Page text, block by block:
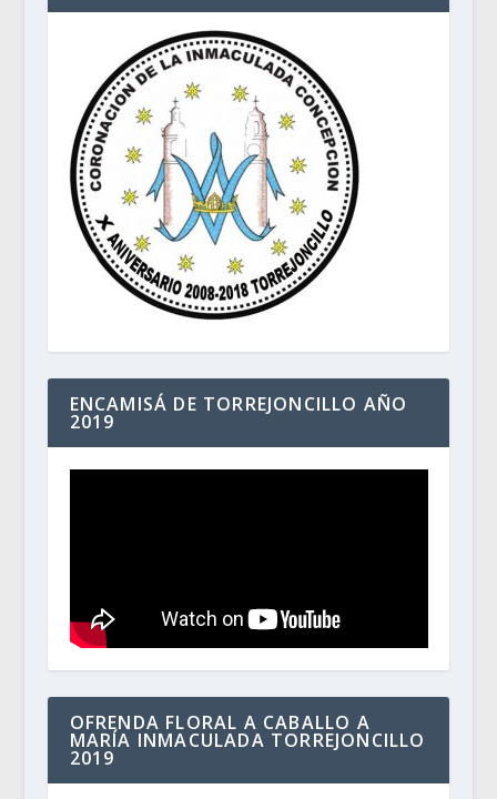
ENCAMISÁ DE TORREJONCILLO AÑO
2019
OFRENDA FLORAL A CABALLO A
MARÍA INMACULADA TORREJONCILLO
2019